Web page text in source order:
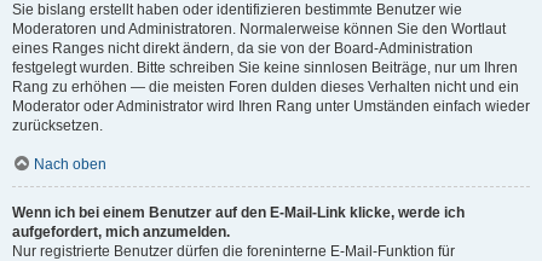
Sie bislang erstellt haben oder identifizieren bestimmte Benutzer wie
Moderatoren und Administratoren. Normalerweise können Sie den Wortlaut
eines Ranges nicht direkt ändern, da sie von der Board-Administration
festgelegt wurden. Bitte schreiben Sie keine sinnlosen Beiträge, nur um Ihren
Rang zu erhöhen — die meisten Foren dulden dieses Verhalten nicht und ein
Moderator oder Administrator wird Ihren Rang unter Umständen einfach wieder
zurücksetzen.
Nach oben
Wenn ich bei einem Benutzer auf den E-Mail-Link klicke, werde ich
aufgefordert, mich anzumelden.
Nur registrierte Benutzer dürfen die foreninterne E-Mail-Funktion für